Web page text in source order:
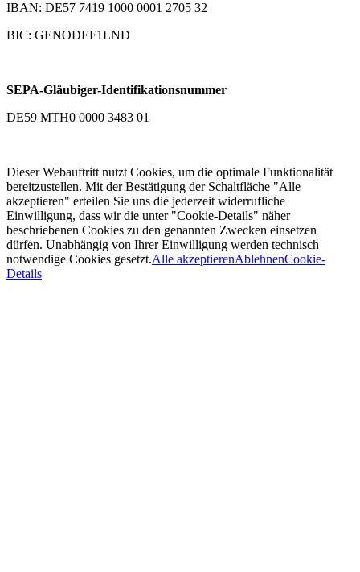
IBAN: DE57 7419 1000 0001 2705 32
BIC: GENODEF1LND
SEPA-Gläubiger-Identifikationsnummer
DE59 MTH0 0000 3483 01
Dieser Webauftritt nutzt Cookies, um die optimale Funktionalität
bereitzustellen. Mit der Bestätigung der Schaltfläche "Alle
akzeptieren" erteilen Sie uns die jederzeit widerrufliche
Einwilligung, dass wir die unter "Cookie-Details" näher
beschriebenen Cookies zu den genannten Zwecken einsetzen
dürfen. Unabhängig von Ihrer Einwilligung werden technisch
notwendige Cookies gesetzt.Alle akzeptierenAblehnenCookie-
Details